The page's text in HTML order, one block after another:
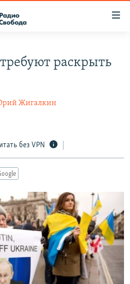
раскрыть
Жигалкин
без VPN